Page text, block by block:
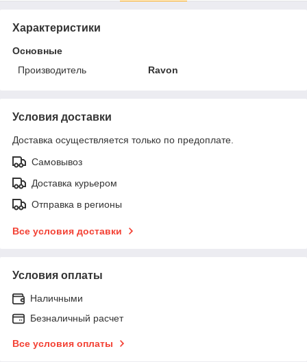
Характеристики
Основные
Производитель
Ravon
Условия доставки
Доставка осуществляется только по предоплате.
Самовывоз
Доставка курьером
Отправка в регионы
Все условия доставки
Условия оплаты
Наличными
Безналичный расчет
Все условия оплаты